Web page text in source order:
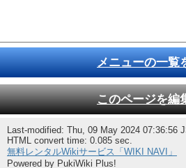
メニューの一覧
このページを編
Last-modified: Thu, 09 May 2024 07:36:56
HTML convert time: 0.085 sec.
無料レンタルWikiサービス「WIKI NAVI」
Powered by PukiWiki Plus!